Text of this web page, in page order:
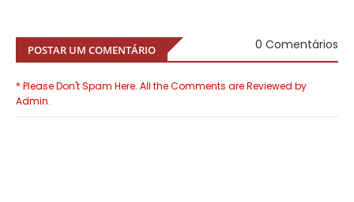
POSTAR UM COMENTÁRIO 0 Comentários
* Please Don't Spam Here. All the Comments are Reviewed by
Admin.